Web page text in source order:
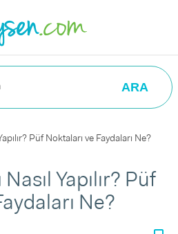
ARA
Püf Noktaları ve Faydaları Ne?
Yapılır? Püf
Ne?